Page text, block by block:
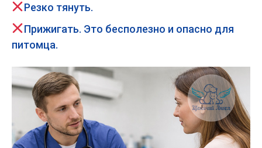
Резко тянуть.
Прижигать. Это бесполезно и опасно для
питомца.